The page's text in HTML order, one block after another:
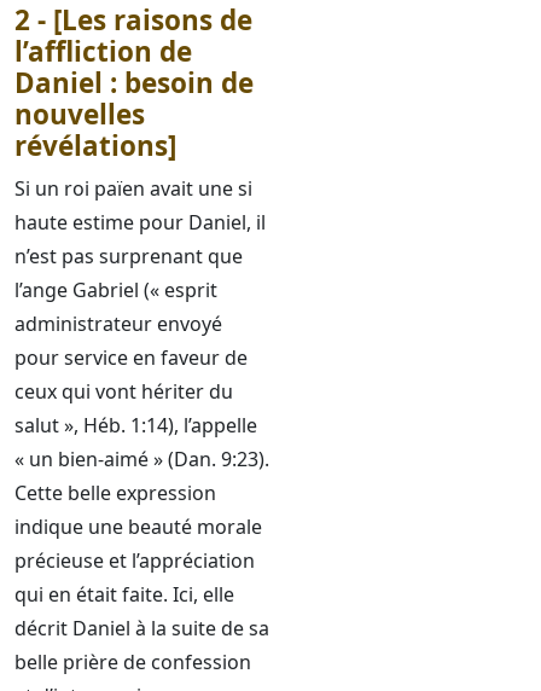
2 - [Les raisons de
l’affliction de
Daniel : besoin de
nouvelles
révélations]
Si un roi païen avait une si
haute estime pour Daniel, il
n’est pas surprenant que
l’ange Gabriel (« esprit
administrateur envoyé
pour service en faveur de
ceux qui vont hériter du
salut », Héb. 1:14), l’appelle
« un bien-aimé » (Dan. 9:23).
Cette belle expression
indique une beauté morale
précieuse et l’appréciation
qui en était faite. Ici, elle
décrit Daniel à la suite de sa
belle prière de confession